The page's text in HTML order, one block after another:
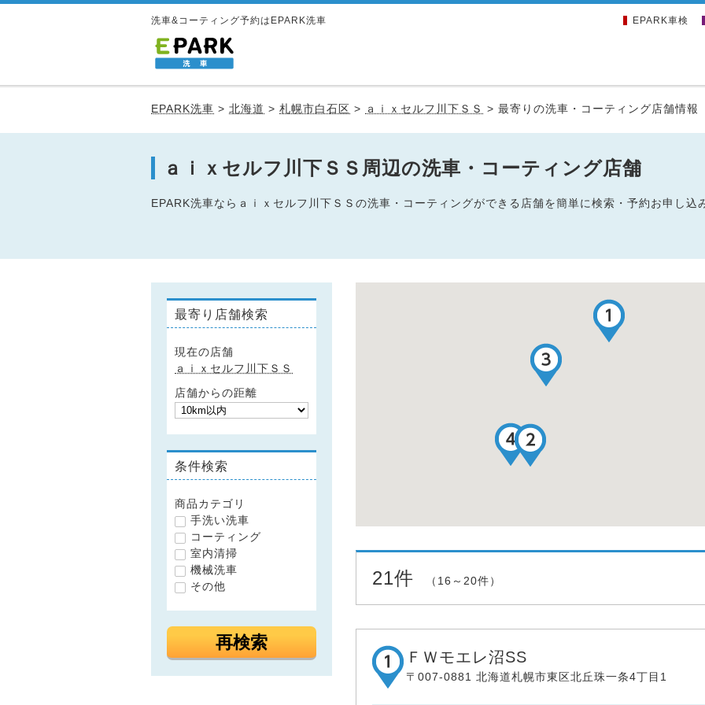
洗車&コーティング予約はEPARK洗車 EPARK車検
EPARK洗車 > 北海道 > 札幌市白石区 > ａｉｘセルフ川下ＳＳ > 最寄りの洗車・コーティング店舗情報
ａｉｘセルフ川下ＳＳ周辺の洗車・コーティング店舗
EPARK洗車ならａｉｘセルフ川下ＳＳの洗車・コーティングができる店舗を簡単に検索・予約お申し込
最寄り店舗検索
現在の店舗
ａｉｘセルフ川下ＳＳ
店舗からの距離
条件検索
商品カテゴリ
手洗い洗車
コーティング
室内清掃
機械洗車
その他
再検索
21件 （16～20件）
ＦＷモエレ沼SS
〒007-0881 北海道札幌市東区北丘珠一条4丁目1